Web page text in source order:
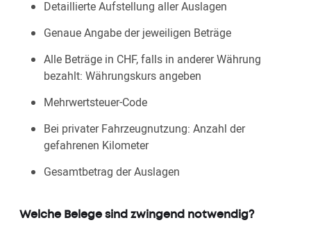
Detaillierte Aufstellung aller Auslagen
Genaue Angabe der jeweiligen Beträge
Alle Beträge in CHF, falls in anderer Währung
bezahlt: Währungskurs angeben
Mehrwertsteuer-Code
Bei privater Fahrzeugnutzung: Anzahl der
gefahrenen Kilometer
Gesamtbetrag der Auslagen
Welche Belege sind zwingend notwendig?